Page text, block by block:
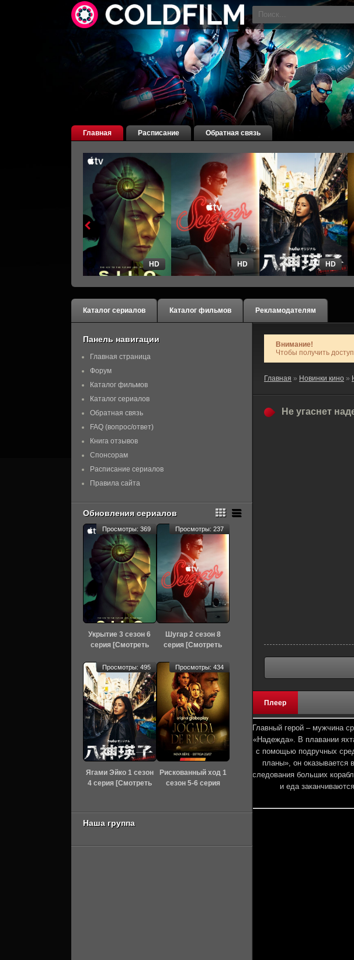
Главная Расписание Обратная связь
HD HD HD
Каталог сериалов Каталог фильмов Рекламодателям
Внимание!
Чтобы получить
Главная » Новинки кино »
Не угаснет
Плеер
Главный герой – мужчина
«Надежда». В плавании
с помощью подручных
планы», он оказывается
следования больших
и еда
Панель навигации
Главная страница
Форум
Каталог фильмов
Каталог сериалов
Обратная связь
FAQ (вопрос/ответ)
Книга отзывов
Спонсорам
Расписание сериалов
Правила сайта
Обновления сериалов
Укрытие 3 сезон 6
серия [Смотреть
Просмотры: 369
Шугар 2 сезон 8
серия [Смотреть
Просмотры: 237
Ягами Эйко 1 сезон
4 серия [Смотреть
Просмотры: 495
Рискованный ход 1
сезон 5-6 серия
Просмотры: 434
Наша группа